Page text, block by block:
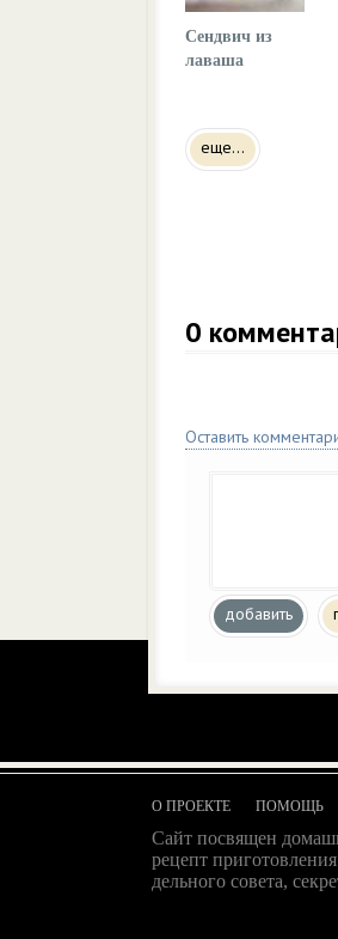
Сендвич из
лаваша
еще...
0
Оставить
добавить
О ПРОЕКТЕ ПОМОЩЬ
Сайт посвящен
рецепт
дельного совета,